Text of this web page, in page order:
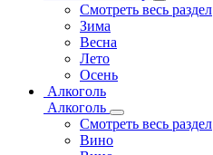
Смотреть весь раздел
Зима
Весна
Лето
Осень
Алкоголь
Алкоголь
Смотреть весь раздел
Вино